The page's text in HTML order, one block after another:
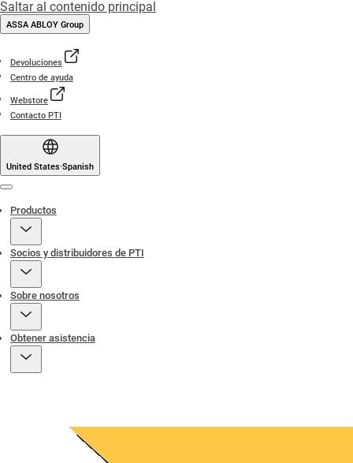
Saltar al contenido principal
ASSA ABLOY Group
Devoluciones
Centro de ayuda
Webstore
Contacto PTI
United States·Spanish
Productos
Socios y distribuidores de PTI
Sobre nosotros
Obtener asistencia